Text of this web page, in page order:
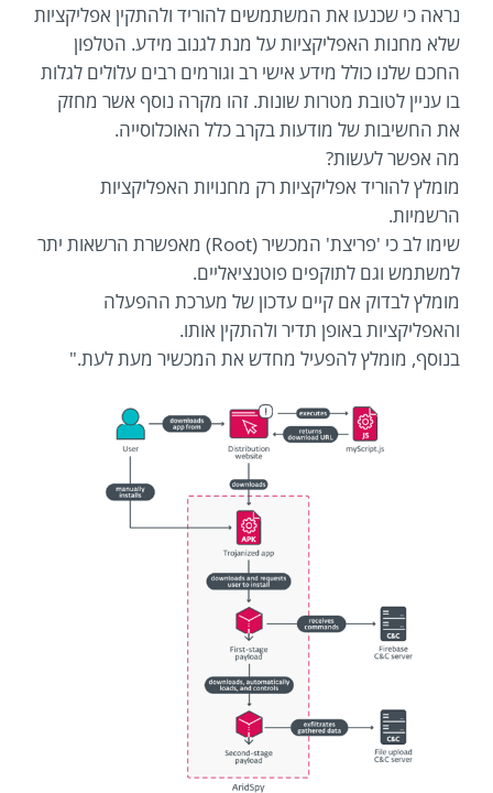
נראה כי שכנעו את המשתמשים להוריד ולהתקין אפליקציות
שלא מחנות האפליקציות על מנת לגנוב מידע. הטלפון
החכם שלנו כולל מידע אישי רב וגורמים רבים עלולים לגלות
בו עניין לטובת מטרות שונות. זהו מקרה נוסף אשר מחזק
את החשיבות של מודעות בקרב כלל האוכלוסייה.
מה אפשר לעשות?
מומלץ להוריד אפליקציות רק מחנויות האפליקציות
הרשמיות.
שימו לב כי 'פריצת' המכשיר (Root) מאפשרת הרשאות יתר
למשתמש וגם לתוקפים פוטנציאליים.
מומלץ לבדוק אם קיים עדכון של מערכת ההפעלה
והאפליקציות באופן תדיר ולהתקין אותו.
בנוסף, מומלץ להפעיל מחדש את המכשיר מעת לעת."